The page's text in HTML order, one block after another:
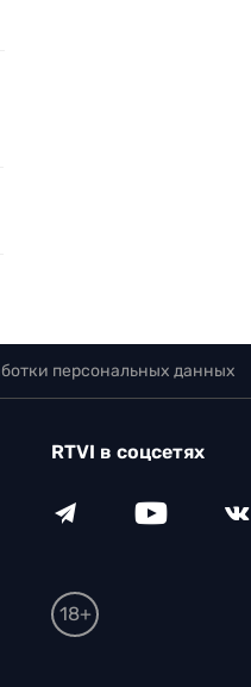
персональных данных
RTVI в соцсетях
18+